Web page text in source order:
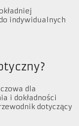
indywidualnych
dla
i dokładności
dotyczący